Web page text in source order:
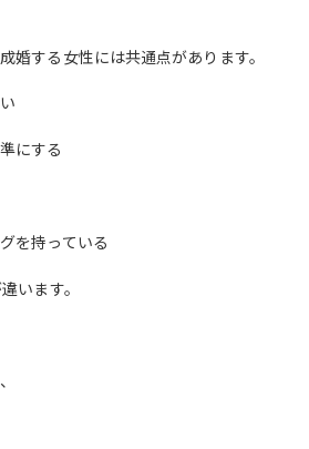
婚する女性には共通点があります。
にする
を持っている
います。